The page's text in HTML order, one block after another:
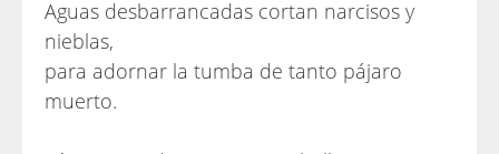
Aguas desbarrancadas cortan narcisos y
nieblas,
para adornar la tumba de tanto pájaro
muerto.